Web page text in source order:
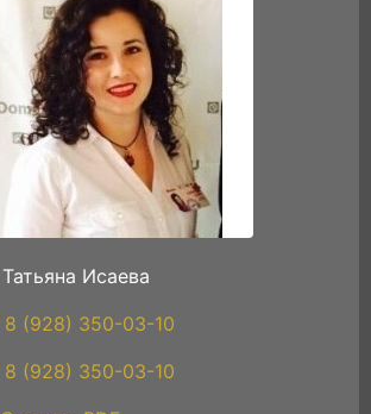
Татьяна Исаева
8 (928) 350-03-10
8 (928) 350-03-10